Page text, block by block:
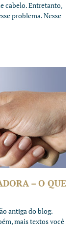
cabelo. Entretanto,
problema. Nesse
– O QUE
antiga do blog.
mais textos você